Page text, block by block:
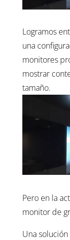
Logramos
una
monitores
mostrar
tamaño.
Pero en la
monitor de
Una